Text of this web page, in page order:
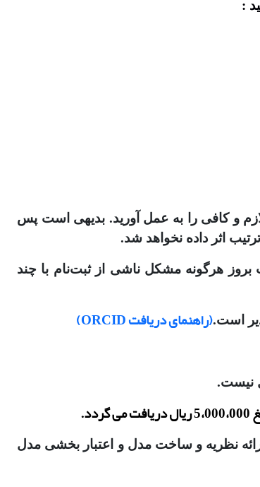
و کافی را به عمل آورید. بدیهی است پس
اثر داده نخواهد شد.
بروز هرگونه مشکل ناشی از ثبت‌نام با چند
است.(راهنمای دریافت ORCID)
نظریه و ساخت مدل و اعتبار بخشی مدل